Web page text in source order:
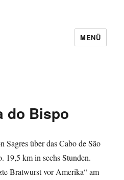
MENÜ
do Bispo
Sagres über das Cabo de São
19,5 km in sechs Stunden.
Bratwurst vor Amerika“ am